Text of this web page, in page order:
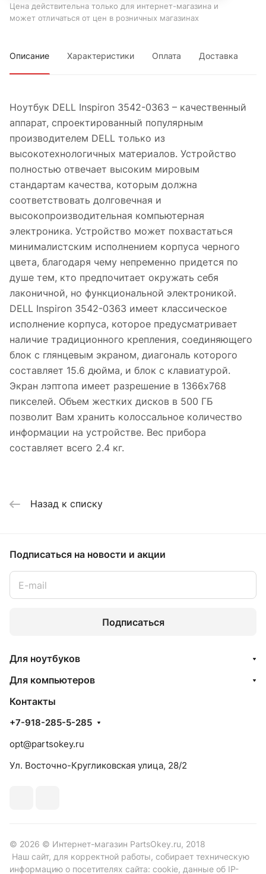
Цена действительна только для интернет-магазина и
может отличаться от цен в розничных магазинах
Описание Характеристики Оплата Доставка
Ноутбук DELL Inspiron 3542-0363 – качественный
аппарат, спроектированный популярным
производителем DELL только из
высокотехнологичных материалов. Устройство
полностью отвечает высоким мировым
стандартам качества, которым должна
соответствовать долговечная и
высокопроизводительная компьютерная
электроника. Устройство может похвастаться
минималистским исполнением корпуса черного
цвета, благодаря чему непременно придется по
душе тем, кто предпочитает окружать себя
лаконичной, но функциональной электроникой.
DELL Inspiron 3542-0363 имеет классическое
исполнение корпуса, которое предусматривает
наличие традиционного крепления, соединяющего
блок с глянцевым экраном, диагональ которого
составляет 15.6 дюйма, и блок с клавиатурой.
Экран лэптопа имеет разрешение в 1366х768
пикселей. Объем жестких дисков в 500 ГБ
позволит Вам хранить колоссальное количество
информации на устройстве. Вес прибора
составляет всего 2.4 кг.
Назад к списку
Подписаться на новости и акции
Подписаться
Для ноутбуков
Для компьютеров
Контакты
+7-918-285-5-285
opt@partsokey.ru
Ул. Восточно-Кругликовская улица, 28/2
© 2026 © Интернет-магазин PartsOkey.ru, 2018
Наш сайт, для корректной работы, собирает техническую
информацию о посетителях сайта: cookie, данные об IP-